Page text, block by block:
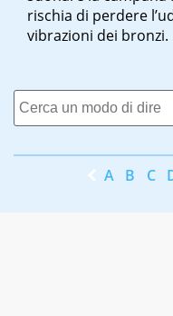
rischia di perdere
vibrazioni dei bronzi.
A B C